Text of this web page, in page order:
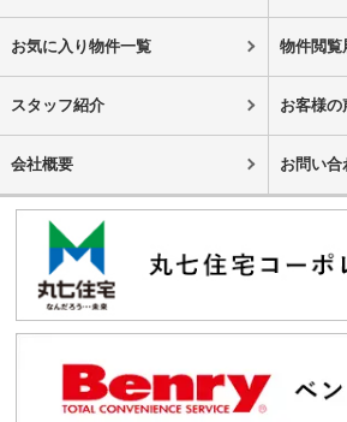
お気に入り物件一覧 物件閲覧
スタッフ紹介 お客様の
会社概要 お問い合